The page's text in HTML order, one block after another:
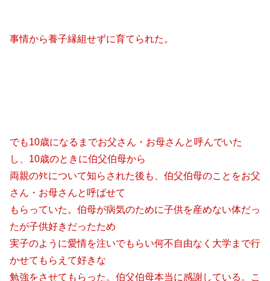
事情から養子縁組せずに育てられた。
でも10歳になるまでお父さん・お母さんと呼んでいた
し、10歳のときに伯父伯母から
両親のﾀﾋについて知らされた後も、伯父伯母のことをお父
さん・お母さんと呼ばせて
もらっていた。伯母が病気のために子供を産めない体だっ
たが子供好きだったため
実子のように愛情を注いでもらい何不自由なく大学まで行
かせてもらえて好きな
勉強をさせてもらった。伯父伯母本当に感謝している。こ